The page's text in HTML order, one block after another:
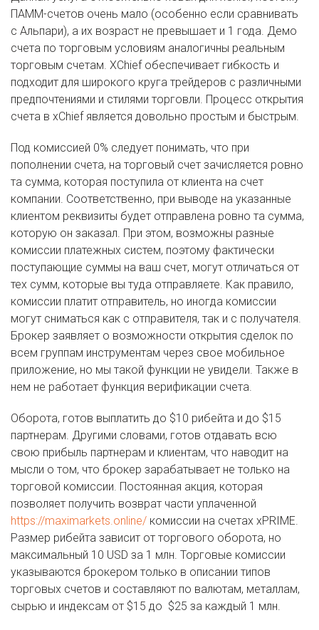
ПАММ-счетов очень мало (особенно если сравнивать
с Альпари), а их возраст не превышает и 1 года. Демо
счета по торговым условиям аналогичны реальным
торговым счетам. XChief обеспечивает гибкость и
подходит для широкого круга трейдеров с различными
предпочтениями и стилями торговли. Процесс открытия
счета в xChief является довольно простым и быстрым.
Под комиссией 0% следует понимать, что при
пополнении счета, на торговый счет зачисляется ровно
та сумма, которая поступила от клиента на счет
компании. Соответственно, при выводе на указанные
клиентом реквизиты будет отправлена ровно та сумма,
которую он заказал. При этом, возможны разные
комиссии платежных систем, поэтому фактически
поступающие суммы на ваш счет, могут отличаться от
тех сумм, которые вы туда отправляете. Как правило,
комиссии платит отправитель, но иногда комиссии
могут сниматься как с отправителя, так и с получателя.
Брокер заявляет о возможности открытия сделок по
всем группам инструментам через свое мобильное
приложение, но мы такой функции не увидели. Также в
нем не работает функция верификации счета.
Оборота, готов выплатить до $10 рибейта и до $15
партнерам. Другими словами, готов отдавать всю
свою прибыль партнерам и клиентам, что наводит на
мысли о том, что брокер зарабатывает не только на
торговой комиссии. Постоянная акция, которая
позволяет получить возврат части уплаченной
https://maximarkets.online/ комиссии на счетах xPRIME.
Размер рибейта зависит от торгового оборота, но
максимальный 10 USD за 1 млн. Торговые комиссии
указываются брокером только в описании типов
торговых счетов и составляют по валютам, металлам,
сырью и индексам от $15 до $25 за каждый 1 млн.